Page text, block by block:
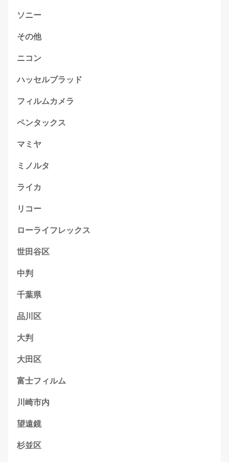
ソニー
その他
ニコン
ハッセルブラッド
フィルムカメラ
ペンタックス
マミヤ
ミノルタ
ライカ
リコー
ローライフレックス
世田谷区
中判
千葉県
品川区
大判
大田区
富士フィルム
川崎市内
望遠鏡
杉並区